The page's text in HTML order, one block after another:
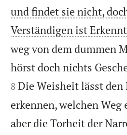
und findet sie nicht,
Verständigen ist
weg von dem dummen
hörst doch nichts
8 Die Weisheit lässt den
erkennen, welchen Weg
aber die Torheit der